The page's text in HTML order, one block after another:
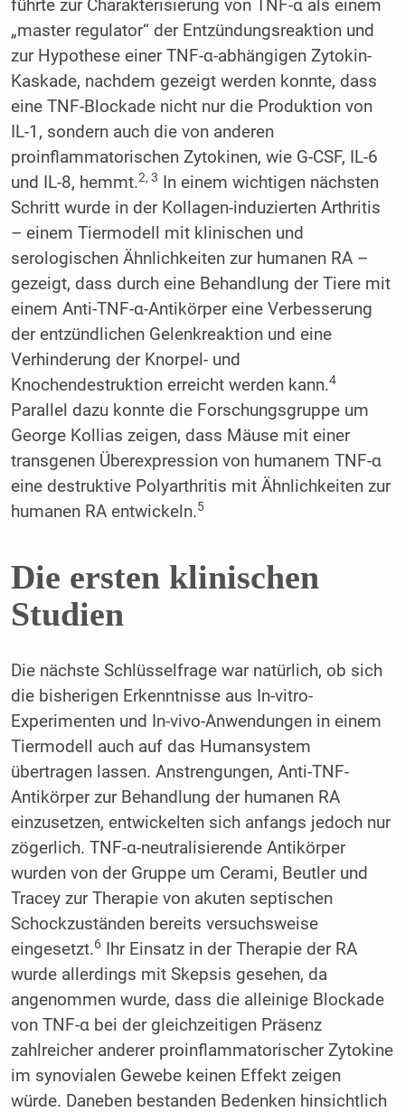
führte zur Charakterisierung von TNF-α als einem
„master regulator“ der Entzündungsreaktion und
zur Hypothese einer TNF-α-abhängigen Zytokin-
Kaskade, nachdem gezeigt werden konnte, dass
eine TNF-Blockade nicht nur die Produktion von
IL-1, sondern auch die von anderen
proinflammatorischen Zytokinen, wie G-CSF, IL-6
und IL-8, hemmt.2, 3
In einem wichtigen nächsten
Schritt wurde in der Kollagen-induzierten Arthritis
– einem Tiermodell mit klinischen und
serologischen Ähnlichkeiten zur humanen RA –
gezeigt, dass durch eine Behandlung der Tiere mit
einem Anti-TNF-α-Antikörper eine Verbesserung
der entzündlichen Gelenkreaktion und eine
Verhinderung der Knorpel- und
Knochendestruktion erreicht werden kann.4
Parallel dazu konnte die Forschungsgruppe um
George Kollias zeigen, dass Mäuse mit einer
transgenen Überexpression von humanem TNF-α
eine destruktive Polyarthritis mit Ähnlichkeiten zur
humanen RA entwickeln.5
Die ersten klinischen
Studien
Die nächste Schlüsselfrage war natürlich, ob sich
die bisherigen Erkenntnisse aus In-vitro-
Experimenten und In-vivo-Anwendungen in einem
Tiermodell auch auf das Humansystem
übertragen lassen. Anstrengungen, Anti-TNF-
Antikörper zur Behandlung der humanen RA
einzusetzen, entwickelten sich anfangs jedoch nur
zögerlich. TNF-α-neutralisierende Antikörper
wurden von der Gruppe um Cerami, Beutler und
Tracey zur Therapie von akuten septischen
Schockzuständen bereits versuchsweise
eingesetzt.6Ihr Einsatz in der Therapie der RA
wurde allerdings mit Skepsis gesehen, da
angenommen wurde, dass die alleinige Blockade
von TNF-α bei der gleichzeitigen Präsenz
zahlreicher anderer proinflammatorischer Zytokine
im synovialen Gewebe keinen Effekt zeigen
würde. Daneben bestanden Bedenken hinsichtlich